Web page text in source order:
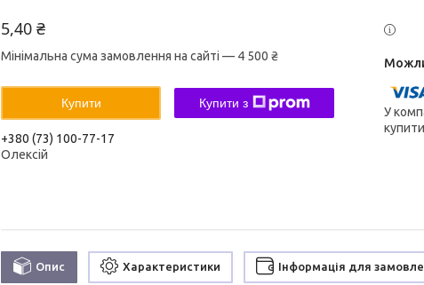
5,40 ₴
Мінімальна сума замовлення на сайті — 4 500 ₴
Купити Купити з
+380 (73) 100-77-17
Олексій
У
Опис Характеристики Інформація для